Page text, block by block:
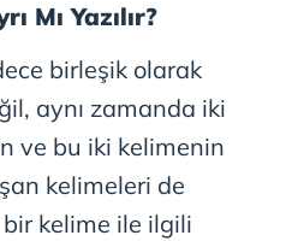
Mı Yazılır?
birleşik olarak
aynı zamanda iki
ve bu iki kelimenin
kelimeleri de
kelime ile ilgili